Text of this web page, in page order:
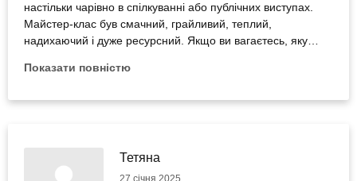
настільки чарівно в спілкуванні або публічних виступах.
Майстер-клас був смачний, грайливий, теплий,
надихаючий і дуже ресурсний. Якщо ви вагаєтесь, яку
Показати повністю
Тетяна